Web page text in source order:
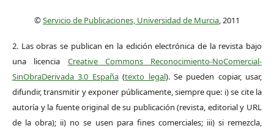
©Servicio de Publicaciones, Universidad de Murcia, 2011
2. Las obras se publican en la edición electrónica de la revista bajo
una licencia Creative Commons Reconocimiento-NoComercial-
SinObraDerivada 3.0 España(texto legal). Se pueden copiar, usar,
difundir, transmitir y exponer públicamente, siempre que: i) se cite la
autoría y la fuente original de su publicación (revista, editorial y URL
de la obra); ii) no se usen para fines comerciales; iii) si remezcla,